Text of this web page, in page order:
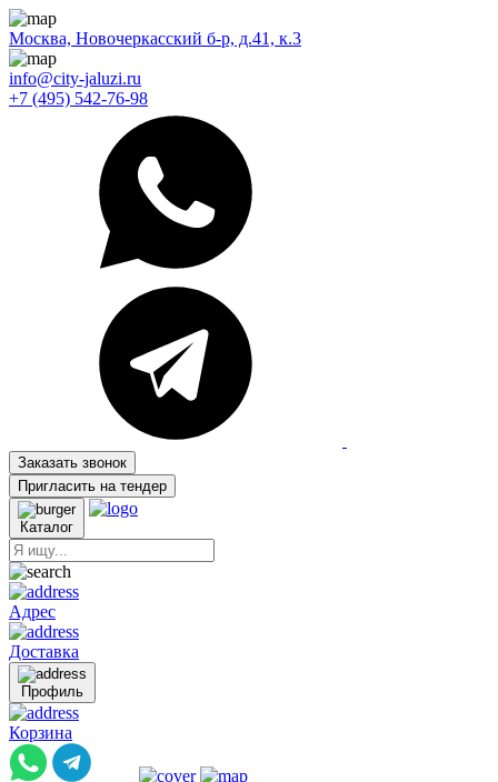
Москва, Новочеркасский б-р, д.41, к.3
info@city-jaluzi.ru
+7 (495) 542-76-98
Заказать звонок
Пригласить на тендер
Каталог
Адрес
Доставка
Профиль
Корзина